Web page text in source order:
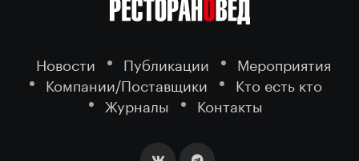
Новости Публикации
Мероприятия
Компании/Поставщики
Кто есть кто
Журналы
Контакты